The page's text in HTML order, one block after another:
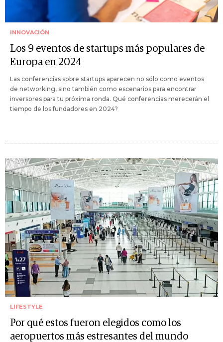
INNOVACIÓN
Los 9 eventos de startups más populares de
Europa en 2024
Las conferencias sobre startups aparecen no sólo como eventos
de networking, sino también como escenarios para encontrar
inversores para tu próxima ronda. Qué conferencias merecerán el
tiempo de los fundadores en 2024?
LIFESTYLE
Por qué estos fueron elegidos como los
aeropuertos más estresantes del mundo